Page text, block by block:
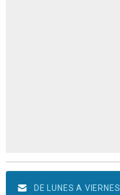
DE LUNES A VIERNES